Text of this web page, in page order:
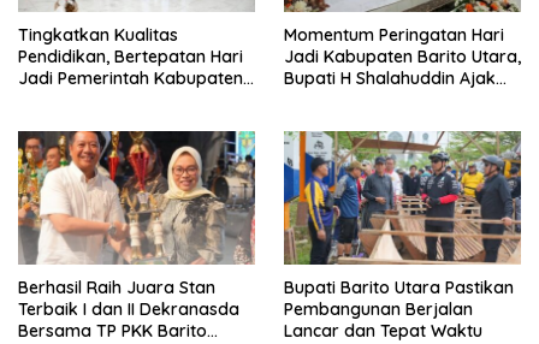
Tingkatkan Kualitas
Pendidikan, Bertepatan Hari
Jadi Pemerintah Kabupaten
Momentum Peringatan Hari
Jadi Kabupaten Barito Utara,
Bupati H Shalahuddin Ajak
Daerah
Berhasil Raih Juara Stan
Terbaik I dan II Dekranasda
Bersama TP PKK Barito
Bupati Barito Utara Pastikan
Pembangunan Berjalan
Lancar dan Tepat Waktu